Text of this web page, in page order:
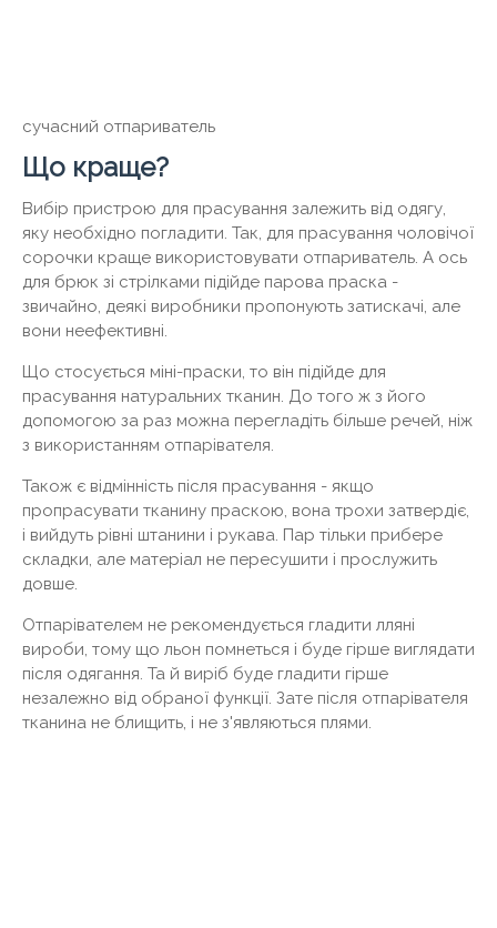
сучасний отпариватель
Що краще?
Вибір пристрою для прасування залежить від одягу,
яку необхідно погладити. Так, для прасування чоловічої
сорочки краще використовувати отпариватель. А ось
для брюк зі стрілками підійде парова праска -
звичайно, деякі виробники пропонують затискачі, але
вони неефективні.
Що стосується міні-праски, то він підійде для
прасування натуральних тканин. До того ж з його
допомогою за раз можна перегладіть більше речей, ніж
з використанням отпарівателя.
Також є відмінність після прасування - якщо
пропрасувати тканину праскою, вона трохи затвердіє,
і вийдуть рівні штанини і рукава. Пар тільки прибере
складки, але матеріал не пересушити і прослужить
довше.
Отпарівателем не рекомендується гладити лляні
вироби, тому що льон помнеться і буде гірше виглядати
після одягання. Та й виріб буде гладити гірше
незалежно від обраної функції. Зате після отпарівателя
тканина не блищить, і не з'являються плями.